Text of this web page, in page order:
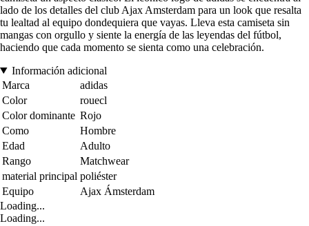
lado de los detalles del club Ajax Amsterdam para un look que resalta
tu lealtad al equipo dondequiera que vayas. Lleva esta camiseta sin
mangas con orgullo y siente la energía de las leyendas del fútbol,
haciendo que cada momento se sienta como una celebración.
Información adicional
Marca
adidas
Color
rouecl
Color dominante Rojo
Como
Hombre
Edad
Adulto
Rango
Matchwear
material principal poliéster
Equipo
Ajax Ámsterdam
Loading...
Loading...